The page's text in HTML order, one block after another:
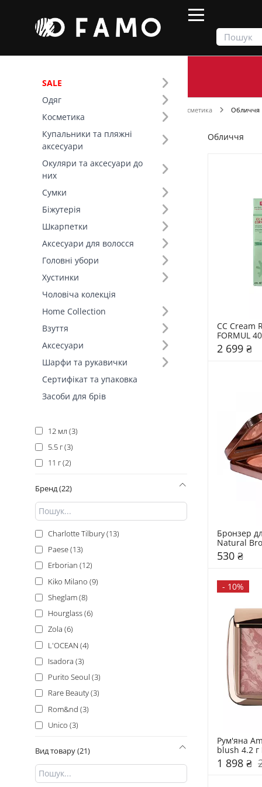
SALE
Одяг
Косметика
Купальники та пляжні
аксесуари
Окуляри та аксесуари до
них
Сумки
Біжутерія
Шкарпетки
Аксесуари для волосся
Головні убори
Хустинки
Чоловіча колекція
Home Collection
Взуття
Аксесуари
Шарфи та рукавички
Сертифікат та упаковка
Засоби для брів
Декоративна косметика Обличчя
Фільтр
Ціна
SALE
Розмір (43)
40 мл (5)
8 г (5)
10 г (4)
45 мл (4)
5 г (4)
12 мл (3)
5.5 г (3)
11 г (2)
5,2 мл (2)
5 мл (2)
2.4 г (1)
2 мл (1)
4,2 гр (1)
Бренд (22)
Charlotte Tilbury (13)
Paese (13)
Erborian (12)
Kiko Milano (9)
Sheglam (8)
Hourglass (6)
Zola (6)
L'OCEAN (4)
Isadora (3)
Purito Seoul (3)
Rare Beauty (3)
Rom&nd (3)
Unico (3)
Fraijour (2)
Innisfree (2)
Вид товару (21)
Обличчя
CC Cream
FORMUL
2 699 ₴
Бронзер
Natural
530 ₴
- 10%
Рум'яна
blush 4.2 г
1 898 ₴